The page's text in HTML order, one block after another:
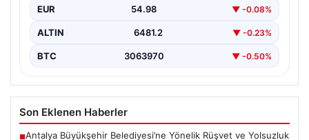
EUR 54.98 ▼ -0.08%
ALTIN 6481.2 ▼ -0.23%
BTC 3063970 ▼ -0.50%
Son Eklenen Haberler
■Antalya Büyükşehir Belediyesi’ne Yönelik Rüşvet ve Yolsuzluk